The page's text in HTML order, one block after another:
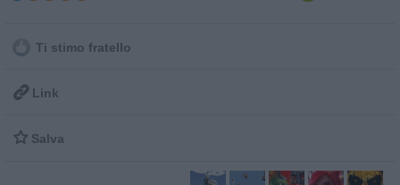
Ti stimo fratello
 Link
 Salva